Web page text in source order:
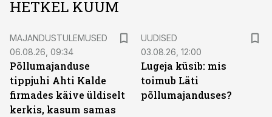
HETKEL KUUM
MAJANDUSTULEMUSED
06.08.26, 09:34
Põllumajanduse
tippjuhi Ahti Kalde
firmades käive üldiselt
kerkis, kasum samas
UUDISED
03.08.26, 12:00
Lugeja küsib: mis
toimub Läti
põllumajanduses?